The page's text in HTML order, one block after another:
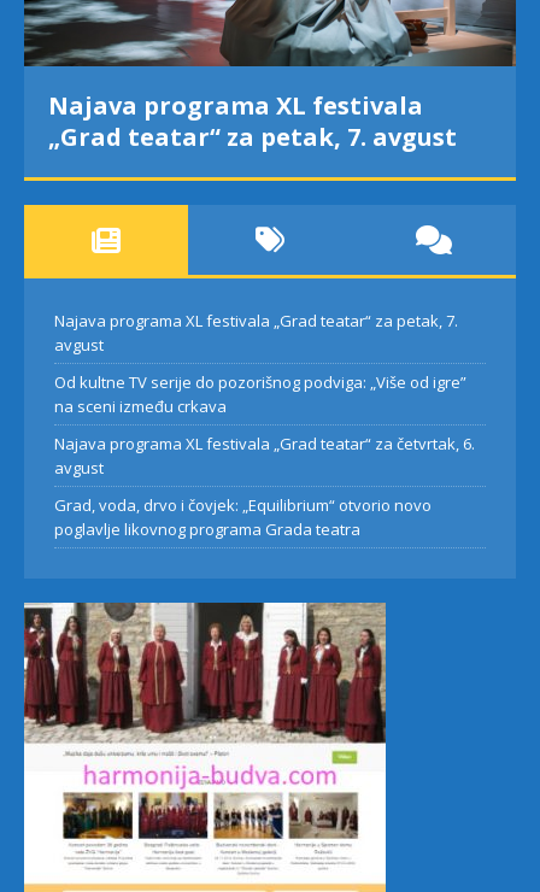
Najava programa XL festivala
„Grad teatar“ za petak, 7. avgust
Najava programa XL festivala „Grad teatar“ za petak, 7.
avgust
Od kultne TV serije do pozorišnog podviga: „Više od igre”
na sceni između crkava
Najava programa XL festivala „Grad teatar“ za četvrtak, 6.
avgust
Grad, voda, drvo i čovjek: „Equilibrium“ otvorio novo
poglavlje likovnog programa Grada teatra